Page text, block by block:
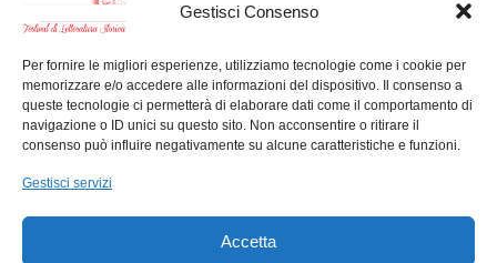
Gestisci Consenso
Per fornire le migliori esperienze, utilizziamo tecnologie come i cookie per
memorizzare e/o accedere alle informazioni del dispositivo. Il consenso a
queste tecnologie ci permetterà di elaborare dati come il comportamento di
navigazione o ID unici su questo sito. Non acconsentire o ritirare il
consenso può influire negativamente su alcune caratteristiche e funzioni.
Gestisci servizi
Accetta
Con il contributo di:
Sponsor Tecnici: